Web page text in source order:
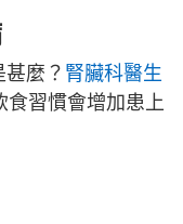
麼？ 腎臟科醫生
食習慣會增加患上